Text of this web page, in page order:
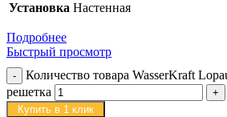
Установка Настенная
Подробнее
Быстрый просмотр
Количество товара WasserKraft
решетка
Купить в 1 клик